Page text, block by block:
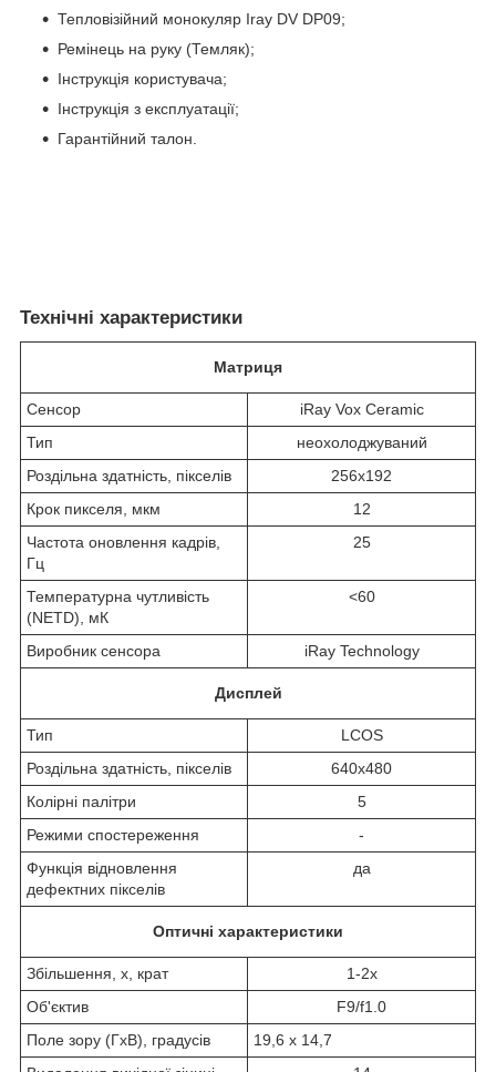
Тепловізійний монокуляр Iray DV DP09;
Ремінець на руку (Темляк);
Інструкція користувача;
Інструкція з експлуатації;
Гарантійний талон.
Технічні характеристики
Матриця
Сенсор
iRay Vox Ceramic
Тип
неохолоджуваний
Роздільна здатність, пікселів
256х192
Крок пикселя, мкм
12
Частота оновлення кадрів,
Гц
25
Температурна чутливість
(NETD), мК
<60
Виробник сенсора iRay Technology
Дисплей
Тип
LCOS
Роздільна здатність, пікселів
640x480
Колірні палітри
5
Режими спостереження
-
Функція відновлення
дефектних пікселів
да
Оптичні характеристики
Збільшення, х, крат
1-2x
Об'єктив
F9/f1.0
Поле зору (ГхВ), градусів
19,6 х 14,7